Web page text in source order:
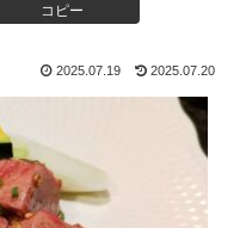
コピー
2025.07.19 2025.07.20